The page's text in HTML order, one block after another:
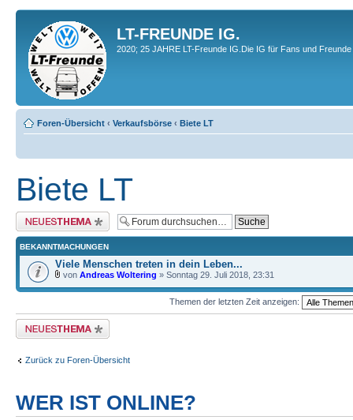
LT-FREUNDE IG.
2020; 25 JAHRE LT-Freunde IG.Die IG für Fans und
Foren-Übersicht ‹ Verkaufsbörse ‹ Biete LT
Biete LT
Neues Thema erstellen
BEKANNTMACHUNGEN
Viele Menschen treten in dein Leben...
von Andreas Woltering » Sonntag 29. Juli 2018, 23:31
Themen der letzten Zeit anzeigen:
Neues Thema erstellen
Zurück zu Foren-Übersicht
WER IST ONLINE?